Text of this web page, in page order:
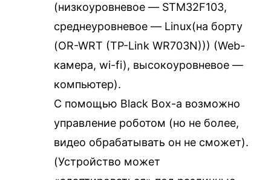
(низкоуровневое — STM32F103,
среднеуровневое — Linux(на борту
(OR-WRT (TP-Link WR703N))) (Web-
камера, wi-fi), высокоуровневое —
компьютер).
С помощью Black Box-а возможно
управление роботом (но не более,
видео обрабатывать он не сможет).
(Устройство может